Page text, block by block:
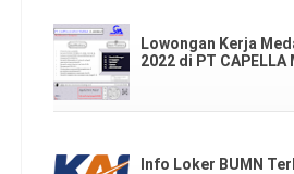
Lowongan Kerja
2022 di PT CAPELLA
Info Loker BUMN